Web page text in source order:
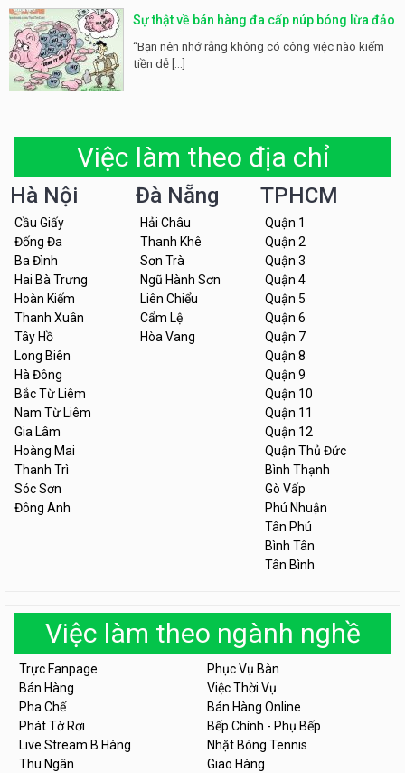
Sự thật về bán hàng đa cấp núp bóng lừa đảo
“Bạn nên nhớ rằng không có công việc nào kiếm
tiền dễ [...]
Việc làm theo địa chỉ
Hà Nội
Cầu Giấy
Đống Đa
Ba Đình
Hai Bà Trưng
Hoàn Kiếm
Thanh Xuân
Tây Hồ
Long Biên
Hà Đông
Bắc Từ Liêm
Nam Từ Liêm
Gia Lâm
Hoàng Mai
Thanh Trì
Sóc Sơn
Đông Anh
Đà Nẵng
Hải Châu
Thanh Khê
Sơn Trà
Ngũ Hành Sơn
Liên Chiểu
Cẩm Lệ
Hòa Vang
TPHCM
Quận 1
Quận 2
Quận 3
Quận 4
Quận 5
Quận 6
Quận 7
Quận 8
Quận 9
Quận 10
Quận 11
Quận 12
Quận Thủ Đức
Bình Thạnh
Gò Vấp
Phú Nhuận
Tân Phú
Bình Tân
Tân Bình
Việc làm theo ngành nghề
Trực Fanpage
Phục Vụ Bàn
Bán Hàng
Việc Thời Vụ
Pha Chế
Bán Hàng Online
Phát Tờ Rơi
Bếp Chính - Phụ Bếp
Live Stream B.Hàng
Nhặt Bóng Tennis
Thu Ngân
Giao Hàng